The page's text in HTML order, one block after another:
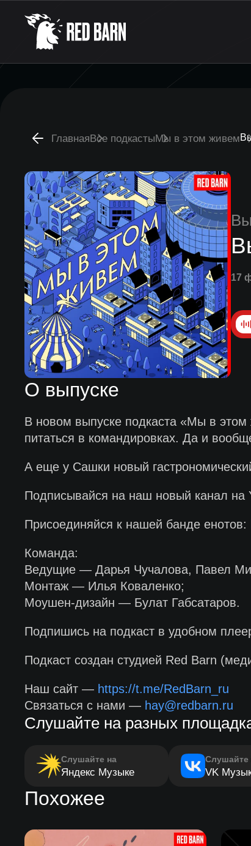
ГлавнаяВсе подкастыМы в этом живем
17
О выпуске
В новом выпуске подкаста «Мы в этом
питаться в командировках. Да и
А еще у Сашки новый
Подписывайся на наш новый канал на
Присоединяйся к нашей банде енотов:
Команда:
Ведущие — Дарья Чучалова, Павел
Монтаж — Илья Коваленко;
Моушен-дизайн — Булат Габсатаров.
Подпишись на подкаст в удобном
Подкаст создан студией Red Barn
Наш сайт — https://t.me/RedBarn_ru
Связаться с нами — hay@redbarn.ru
Слушайте на разных
Слушайте на
Яндекс Музыке
Слушайте
VK
Похожее